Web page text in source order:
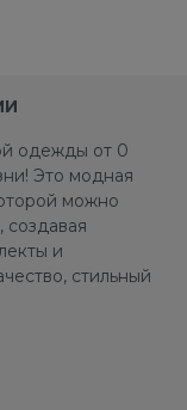
одежды от 0
Это модная
можно
создавая
и
стильный